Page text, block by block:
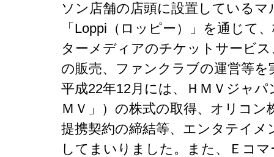
ソン店舗の店頭に設置している
「Loppi（ロッピー）」を通じて
ターメディアのチケットサービ
の販売、ファンクラブの運営等
平成22年12月には、ＨＭＶジャパ
ＭＶ」）の株式の取得、オリコン
提携契約の締結等、エンタテイメ
してまいりました。また、Ｅコ